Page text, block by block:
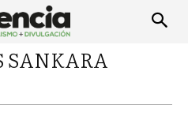
SANKARA